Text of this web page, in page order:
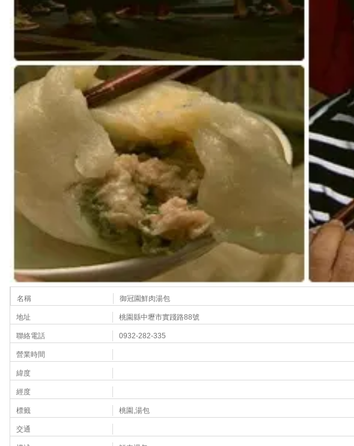
名稱 御冠園鮮肉湯包
地址 桃園縣中壢市實踐路88號
聯絡電話 0932-282-335
營業時間
緯度
經度
標籤 桃園,湯包
交通